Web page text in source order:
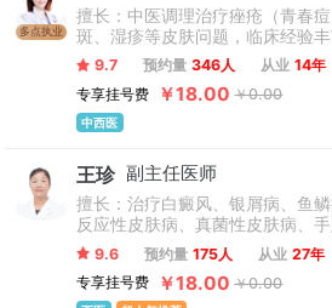
朋友好评。
多点执业
擅长：中医调理治疗痤疮（青春
斑、湿疹等皮肤问题，临床经验丰
9.7 预约量 346人 从业 14年
专享挂号费
￥18.00 ￥0.00
中西医
王珍 副主任医师
擅长：治疗白癜风、银屑病、鱼
反应性皮肤病、真菌性皮肤病、
疹、荨麻疹等皮肤常见病、疑难病
9.6 预约量 175人 从业 27年
专享挂号费
￥18.00 ￥0.00